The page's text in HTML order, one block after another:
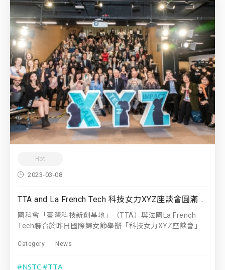
Hot
2023-03-08
TTA and La French Tech 科技女力XYZ座談會圓滿落幕
國科會「臺灣科技新創基地」（TTA）與法國La French
Tech聯合於昨日國際婦女節舉辦「科技女力XYZ座談會」
Category News
#NSTC#TTA